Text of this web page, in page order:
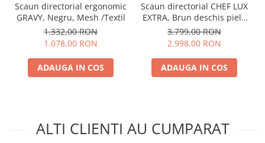
Scaun directorial ergonomic
GRAVY, Negru, Mesh /Textil
1.332,00 RON
1.078,00 RON
ADAUGA IN COS
Scaun directorial CHEF LUX
EXTRA, Brun deschis piele
naturala
3.799,00 RON
2.998,00 RON
ADAUGA IN COS
ALTI CLIENTI AU CUMPARAT